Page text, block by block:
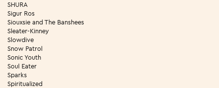
SHURA
Sigur Ros
Siouxsie and The Banshees
Sleater-Kinney
Slowdive
Snow Patrol
Sonic Youth
Soul Eater
Sparks
Spiritualized